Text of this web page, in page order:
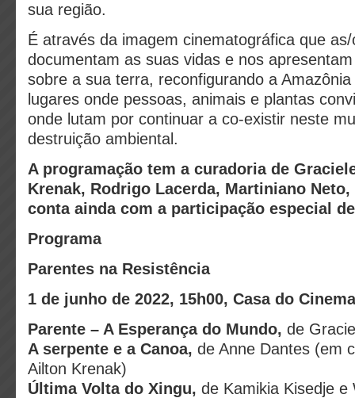
sua região.
É através da imagem cinematográfica que
documentam as suas vidas e nos
sobre a sua terra, reconfigurando a
lugares onde pessoas, animais e plantas
onde lutam por continuar a co-existir neste
destruição ambiental.
A programação tem a curadoria de
Krenak, Rodrigo Lacerda, Martiniano
conta ainda com a participação especial
Programa
Parentes na Resistência
1 de junho de 2022, 15h00, Casa do
Parente – A Esperança do Mundo, de
A serpente e a Canoa, de Anne Dantes (em
Ailton Krenak)
Última Volta do Xingu, de Kamikia Kisedje